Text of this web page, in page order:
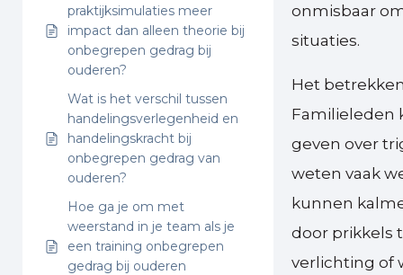
praktijksimulaties meer
impact dan alleen theorie bij
onbegrepen gedrag bij
ouderen?
Wat is het verschil tussen
handelingsverlegenheid en
handelingskracht bij
onbegrepen gedrag van
ouderen?
Hoe ga je om met
weerstand in je team als je
een training onbegrepen
gedrag bij ouderen
onmisbaar
situaties.
Het
Familieleden
geven over
weten vaak
kunnen
door prikkels
verlichting of